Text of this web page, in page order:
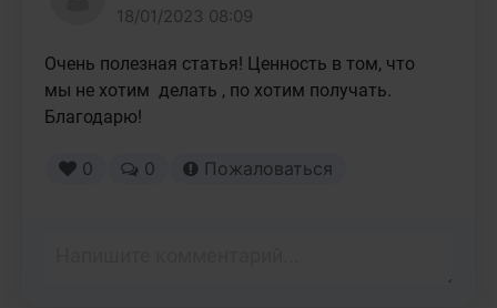
18/01/2023 08:09
Очень полезная статья! Ценность в том, что
мы не хотим  делать , по хотим получать.
Благодарю!
0 0 Пожаловаться